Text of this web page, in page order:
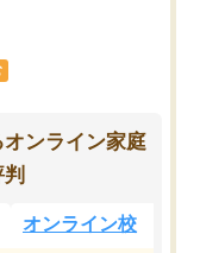
ンライン家庭
オンライン校